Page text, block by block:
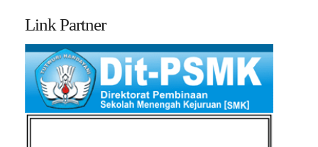
Link Partner